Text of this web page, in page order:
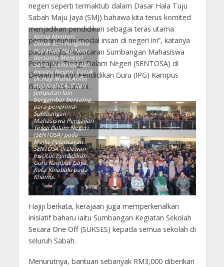
negeri seperti termaktub dalam Dasar Hala Tuju
Sabah Maju Jaya (SMJ) bahawa kita terus komited
menjadikan pendidikan sebagai teras utama
pembangunan modal insan di negeri ini”, katanya
pada Majlis Pelancaran Sumbangan Mahasiswa
Pengajian Tinggi Dalam Negeri (SENTOSA) di
Dewan Institut Pendidikan Guru (IPG) Kampus
Gaya di sini hari ini.
Ketua Menteri,
Datuk Seri Panglima
Haji Hajiji Haji Noor
bersama Menteri
Sains, Teknologi dan
Inovasi Negeri, Datuk
Dr.Haji Mohd.Arifin
Haji Mohd.Arif dan
jemputan lain
bergambar bersama
para penerima
Sumbangan
Mahasiswa Pengajian
Tinggi Dalam Negeri
(SENTOSA) pada
Majlis Pelancaran
SENTOSA di Dewan
Institut Pendidikan
Guru Kampus Gaya,
Kota Kinabalu pada
Khamis.
Hajiji berkata, kerajaan juga memperkenalkan
inisiatif baharu iaitu Sumbangan Kegiatan Sekolah
Secara One Off (SUKSES) kepada semua sekolah di
seluruh Sabah.
Menurutnya, bantuan sebanyak RM3,000 diberikan